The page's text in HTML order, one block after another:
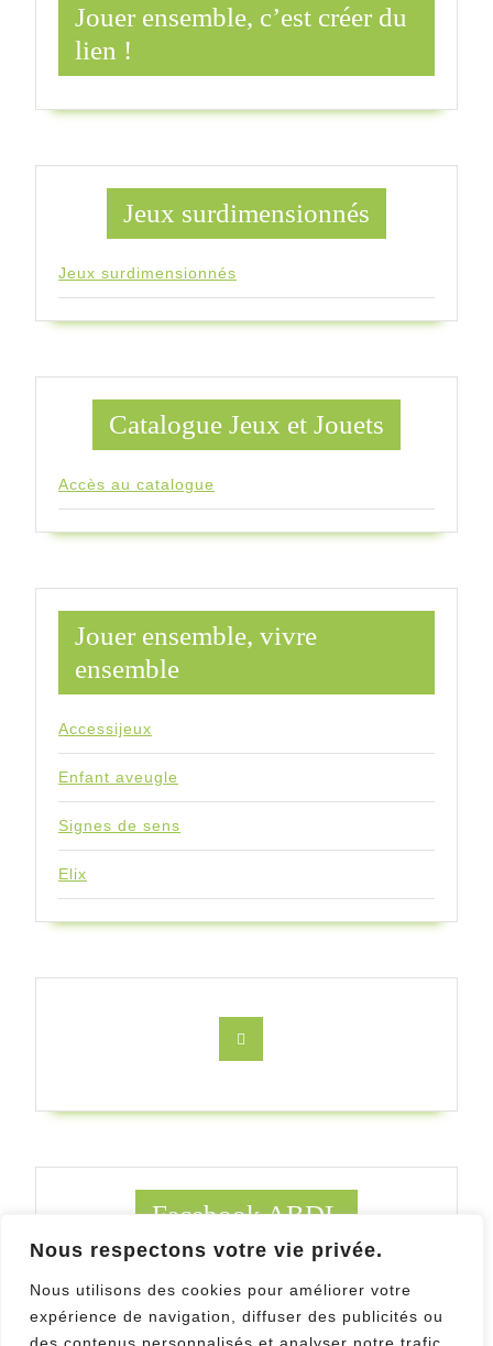
Nous respectons votre vie privée.
Nous utilisons des cookies pour améliorer votre
expérience de navigation, diffuser des publicités ou
Jouer ensemble, c’est créer du
lien !
Jeux surdimensionnés
Jeux surdimensionnés
Catalogue Jeux et Jouets
Accès au catalogue
Jouer ensemble, vivre
ensemble
Accessijeux
Enfant aveugle
Signes de sens
Elix
Facebook ABDL